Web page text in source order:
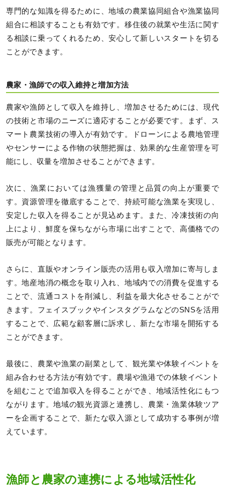
専門的な知識を得るために、地域の農業協同組合や漁業協同
組合に相談することも有効です。移住後の就業や生活に関す
る相談に乗ってくれるため、安心して新しいスタートを切る
ことができます。
農家・漁師での収入維持と増加方法
農家や漁師として収入を維持し、増加させるためには、現代
の技術と市場のニーズに適応することが必要です。まず、ス
マート農業技術の導入が有効です。ドローンによる農地管理
やセンサーによる作物の状態把握は、効果的な生産管理を可
能にし、収量を増加させることができます。
次に、漁業においては漁獲量の管理と品質の向上が重要で
す。資源管理を徹底することで、持続可能な漁業を実現し、
安定した収入を得ることが見込めます。また、冷凍技術の向
上により、鮮度を保ちながら市場に出すことで、高価格での
販売が可能となります。
さらに、直販やオンライン販売の活用も収入増加に寄与しま
す。地産地消の概念を取り入れ、地域内での消費を促進する
ことで、流通コストを削減し、利益を最大化させることがで
きます。フェイスブックやインスタグラムなどのSNSを活用
することで、広範な顧客層に訴求し、新たな市場を開拓する
ことができます。
最後に、農業や漁業の副業として、観光業や体験イベントを
組み合わせる方法が有効です。農場や漁港での体験イベント
を組むことで追加収入を得ることができ、地域活性化にもつ
ながります。地域の観光資源と連携し、農業・漁業体験ツア
ーを企画することで、新たな収入源として成功する事例が増
えています。
漁師と農家の連携による地域活性化